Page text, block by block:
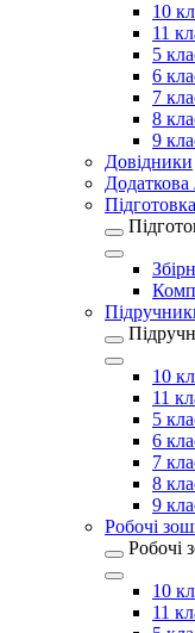
10
11
5
6
7
8
9
Довідники
Додаткова
10
11
5
6
7
8
9
Робочі
Робочі
10
11